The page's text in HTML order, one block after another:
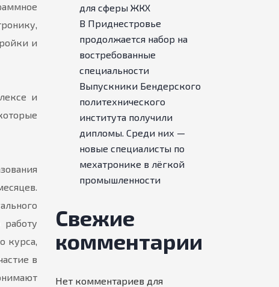
и
и
курса,
в
для сферы ЖКХ
В Приднестровье
продолжается набор на
востребованные
специальности
Выпускники Бендерского
политехнического
института получили
дипломы. Среди них —
новые специалисты по
мехатронике в лёгкой
промышленности
Свежие
комментарии
Нет комментариев для